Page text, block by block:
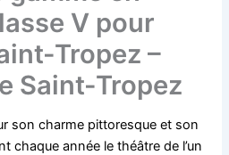
V pour
Tropez –
Saint-Tropez
son charme pittoresque et son
chaque année le théâtre de l’un